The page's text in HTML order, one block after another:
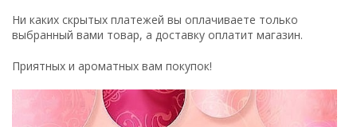
Ни каких скрытых платежей вы оплачиваете только
выбранный вами товар, а доставку оплатит магазин.
Приятных и ароматных вам покупок!